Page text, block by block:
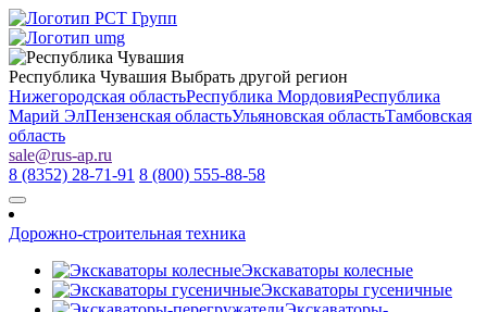
Республика Чувашия Выбрать другой регион
Нижегородская областьРеспублика МордовияРеспублика
Марий ЭлПензенская областьУльяновская областьТамбовская
область
sale@rus-ap.ru
8 (8352) 28-71-91 8 (800) 555-88-58
Дорожно-строительная техника
Экскаваторы колесные
Экскаваторы гусеничные